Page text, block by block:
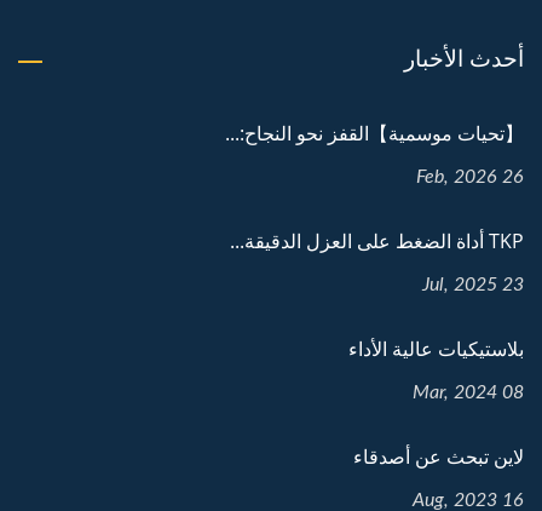
أحدث الأخبار
【تحيات موسمية】القفز نحو النجاح:...
26 Feb, 2026
TKP أداة الضغط على العزل الدقيقة...
23 Jul, 2025
بلاستيكيات عالية الأداء
08 Mar, 2024
لاين تبحث عن أصدقاء
16 Aug, 2023